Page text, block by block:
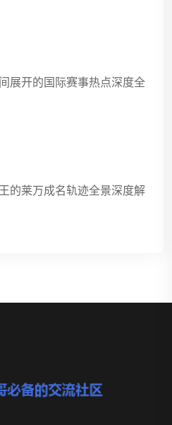
展开的国际赛事热点深度全
的莱万成名轨迹全景深度解